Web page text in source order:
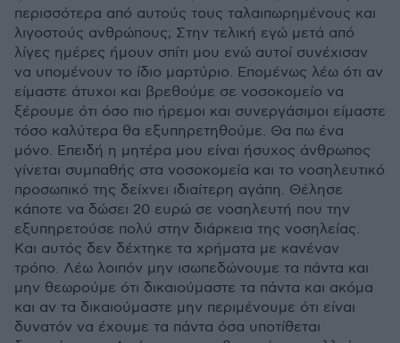
περισσότερα από αυτούς τους ταλαιπωρημένους και
λιγοστούς ανθρώπους; Στην τελική εγώ μετά από
λίγες ημέρες ήμουν σπίτι μου ενώ αυτοί συνέχισαν
να υπομένουν το ίδιο μαρτύριο. Επομένως λέω ότι αν
είμαστε άτυχοι και βρεθούμε σε νοσοκομείο να
ξέρουμε ότι όσο πιο ήρεμοι και συνεργάσιμοι είμαστε
τόσο καλύτερα θα εξυπηρετηθούμε. Θα πω ένα
μόνο. Επειδή η μητέρα μου είναι ήσυχος άνθρωπος
γίνεται συμπαθής στα νοσοκομεία και το νοσηλευτικό
προσωπικό της δείχνει ιδιαίτερη αγάπη. Θέλησε
κάποτε να δώσει 20 ευρώ σε νοσηλευτή που την
εξυπηρετούσε πολύ στην διάρκεια της νοσηλείας.
Και αυτός δεν δέχτηκε τα χρήματα με κανέναν
τρόπο. Λέω λοιπόν μην ισωπεδώνουμε τα πάντα και
μην θεωρούμε ότι δικαιούμαστε τα πάντα και ακόμα
και αν τα δικαιούμαστε μην περιμένουμε ότι είναι
δυνατόν να έχουμε τα πάντα όσα υποτίθεται